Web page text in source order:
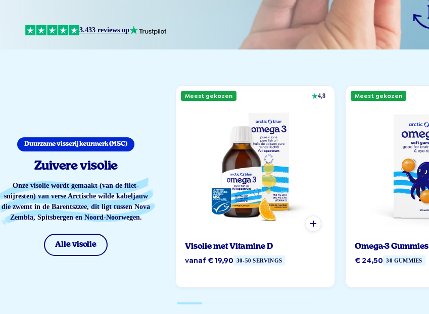
3.433 reviews op
Duurzame visserij keurmerk (MSC)
Zuivere visolie
Onze visolie wordt gemaakt (van de filet-
snijresten) van verse Arctische wilde kabeljauw
die zwemt in de Barentszzee, dit ligt tussen Nova
Zembla, Spitsbergen en Noord-Noorwegen.
Alle visolie
Meest gekozen 4,8
Visolie met Vitamine D
vanaf € 19,90 30-50 SERVINGS
Meest gekozen
Omega-3 Gummies
€ 24,50 30 GUMMIES